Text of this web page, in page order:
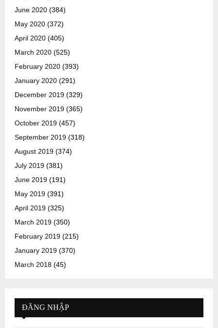
June 2020 (384)
May 2020 (372)
April 2020 (405)
March 2020 (525)
February 2020 (393)
January 2020 (291)
December 2019 (329)
November 2019 (365)
October 2019 (457)
September 2019 (318)
August 2019 (374)
July 2019 (381)
June 2019 (191)
May 2019 (391)
April 2019 (325)
March 2019 (350)
February 2019 (215)
January 2019 (370)
March 2018 (45)
ĐĂNG NHẬP